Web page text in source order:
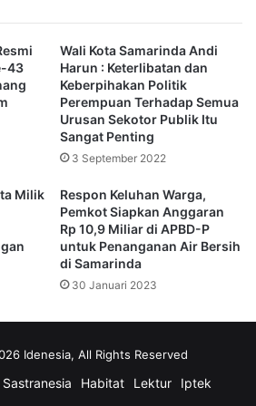
kesempatan yang tersedia untuk
keterampilan.
waktu dan kesempatan yang
ilmu dan keterampilan yang
Harun kepada peserta (PKA).
pelatihan ini menambah
negara tersebut dalam
43
Wali Kota Samarinda Andi
Harun : Keterlibatan dan
Keberpihakan Politik
Perempuan Terhadap Semua
Urusan Sekotor Publik Itu
Sangat Penting
3 September 2022
Milik
Respon Keluhan Warga,
Pemkot Siapkan Anggaran
Rp 10,9 Miliar di APBD-P
untuk Penanganan Air Bersih
di Samarinda
30 Januari 2023
Idenesia, All Rights Reserved
Sastranesia Habitat Lektur
Iptek